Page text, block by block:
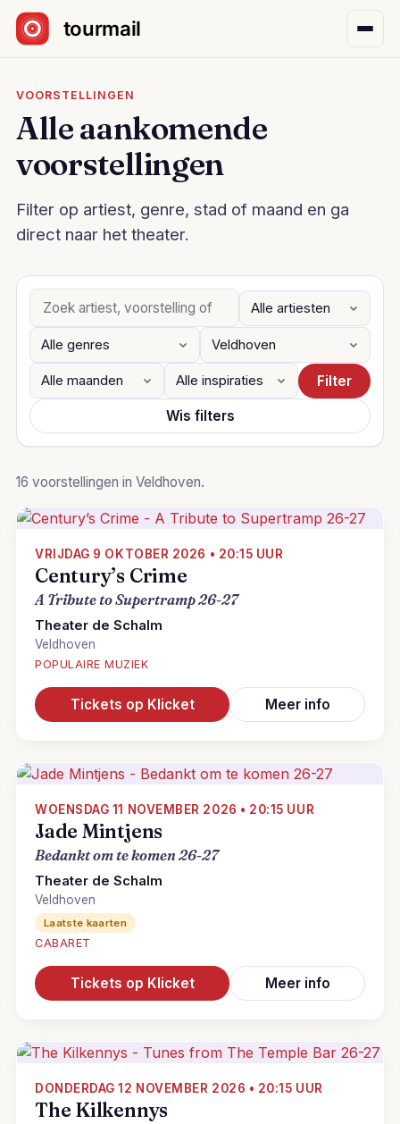
Sla navigatie over
VOORSTELLINGEN
Alle aankomende
voorstellingen
Filter op artiest, genre, stad of maand en ga
direct naar het theater.
Filter
Wis filters
16 voorstellingen in Veldhoven.
VRIJDAG 9 OKTOBER 2026 • 20:15 UUR
Century’s Crime
A Tribute to Supertramp 26-27
Theater de Schalm
Veldhoven
POPULAIRE MUZIEK
Tickets op Klicket Meer info
WOENSDAG 11 NOVEMBER 2026 • 20:15 UUR
Jade Mintjens
Bedankt om te komen 26-27
Theater de Schalm
Veldhoven
Laatste kaarten
CABARET
Tickets op Klicket Meer info
DONDERDAG 12 NOVEMBER 2026 • 20:15 UUR
The Kilkennys